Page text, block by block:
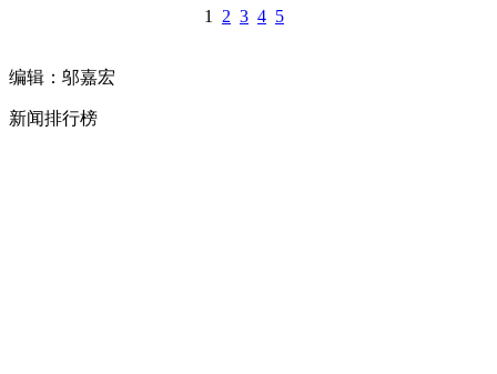
1 2 3 4 5
编辑：邬嘉宏
新闻排行榜